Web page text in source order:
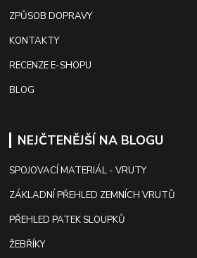
ZPŮSOB DOPRAVY
KONTAKTY
RECENZE E-SHOPU
BLOG
NEJČTENĚJŠÍ NA BLOGU
SPOJOVACÍ MATERIÁL - VRUTY
ZÁKLADNÍ PŘEHLED ZEMNÍCH VRUTŮ
PŘEHLED PATEK SLOUPKŮ
ŽEBŘÍKY